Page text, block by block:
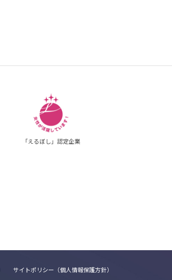
「えるぼし」認定企業
サイトポリシー（個人情報保護方針）